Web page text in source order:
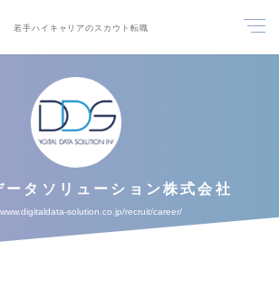
若手ハイキャリアのスカウト転職
ータソリューション株式会社
solution.co.jp/recruit/career/